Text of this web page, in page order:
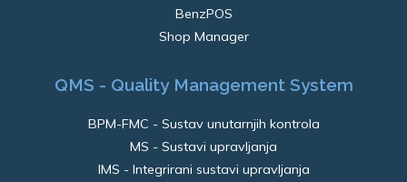
BenzPOS
Shop Manager
QMS - Quality Management System
BPM-FMC - Sustav unutarnjih kontrola
MS - Sustavi upravljanja
IMS - Integrirani sustavi upravljanja